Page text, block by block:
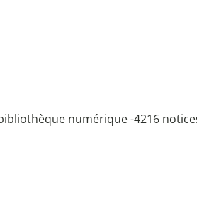
numérique -4216